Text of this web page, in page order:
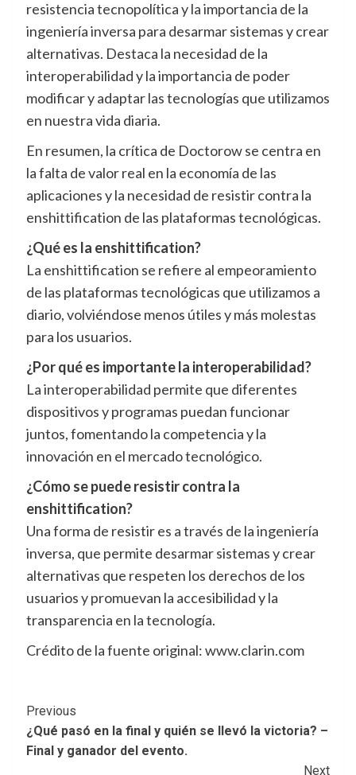
resistencia tecnopolítica y la importancia de la
ingeniería inversa para desarmar sistemas y crear
alternativas. Destaca la necesidad de la
interoperabilidad y la importancia de poder
modificar y adaptar las tecnologías que utilizamos
en nuestra vida diaria.
En resumen, la crítica de Doctorow se centra en
la falta de valor real en la economía de las
aplicaciones y la necesidad de resistir contra la
enshittification de las plataformas tecnológicas.
¿Qué es la enshittification?
La enshittification se refiere al empeoramiento
de las plataformas tecnológicas que utilizamos a
diario, volviéndose menos útiles y más molestas
para los usuarios.
¿Por qué es importante la interoperabilidad?
La interoperabilidad permite que diferentes
dispositivos y programas puedan funcionar
juntos, fomentando la competencia y la
innovación en el mercado tecnológico.
¿Cómo se puede resistir contra la
enshittification?
Una forma de resistir es a través de la ingeniería
inversa, que permite desarmar sistemas y crear
alternativas que respeten los derechos de los
usuarios y promuevan la accesibilidad y la
transparencia en la tecnología.
Crédito de la fuente original: www.clarin.com
Post
Navigation
Previous
¿Qué pasó en la final y quién se llevó la victoria? –
Final y ganador del evento.
Next